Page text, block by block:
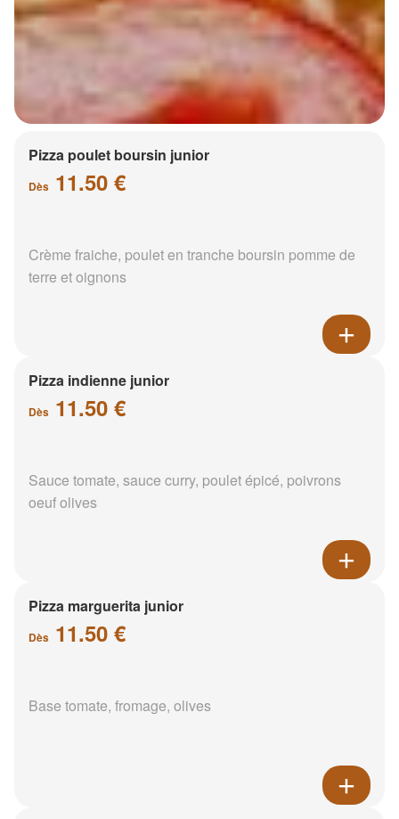
Pizza poulet boursin junior
Dès 11.50 €
Crème fraiche, poulet en tranche boursin pomme de
terre et oignons
Pizza indienne junior
Dès 11.50 €
Sauce tomate, sauce curry, poulet épicé, poivrons
oeuf olives
Pizza marguerita junior
Dès 11.50 €
Base tomate, fromage, olives